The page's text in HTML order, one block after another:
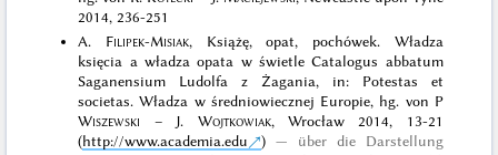
2014, 236-251
A. Filipek-Misiak, Książę, opat, pochówek. Władza
księcia a władza opata w świetle Catalogus abbatum
Saganensium Ludolfa z Żagania, in: Potestas et
societas. Władza w średniowiecznej Europie, hg. von P
Wiszewski – J. Wojtkowiak, Wrocław 2014, 13-21
(http://www.academia.edu )
über die Darstellung